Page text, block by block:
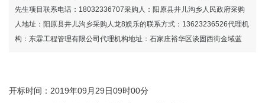
先生项目联系电话：18032336707采购人：阳原县井儿沟乡人民政府采购
人地址：阳原县井儿沟乡采购人龙8娱乐的联系方式：13623236526代理机
构：东霖工程管理有限公司代理机构地址：石家庄裕华区谈固西街金域蓝
开标时间：2019年09月29日09时00分